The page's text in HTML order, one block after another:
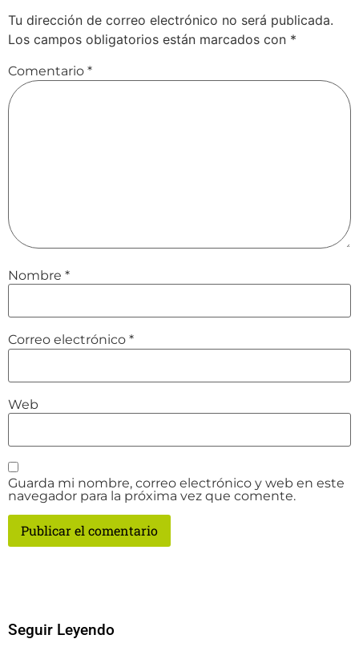
Tu dirección de correo electrónico no será publicada.
Los campos obligatorios están marcados con *
Comentario *
Nombre *
Correo electrónico *
Web
Guarda mi nombre, correo electrónico y web en este
navegador para la próxima vez que comente.
Seguir Leyendo